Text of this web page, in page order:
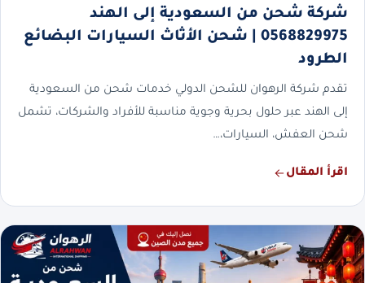
شركة شحن من السعودية إلى الهند
0568829975 | شحن الأثاث السيارات البضائع
الطرود
تقدم شركة الرهوان للشحن الدولي خدمات شحن من السعودية
إلى الهند عبر حلول بحرية وجوية مناسبة للأفراد والشركات، تشمل
شحن العفش، السيارات،…
اقرأ المقال